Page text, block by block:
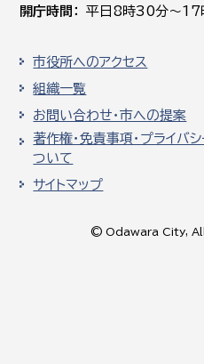
開庁時間
平日8時30分～17
市役所へのアクセス
組織一覧
お問い合わせ・市への提案
著作権・免責事項・プライバ
ついて
サイトマップ
© Odawara City,